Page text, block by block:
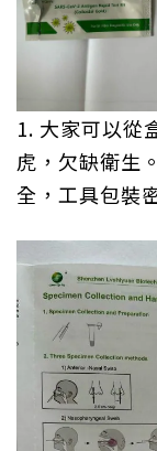
1. 大家可以從
虎，欠缺衛生
全，工具包裝